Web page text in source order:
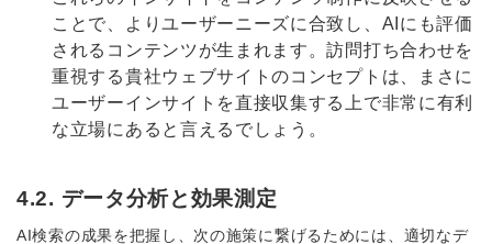
ことで、よりユーザーニーズに合致し、AIにも評価
されるコンテンツが生まれます。訪問打ち合わせを
重視する貴社ウェブサイトのコンセプトは、まさに
ユーザーインサイトを直接収集する上で非常に有利
な立場にあると言えるでしょう。
4.2. データ分析と効果測定
AI検索の成果を把握し、次の施策に繋げるためには、適切なデ